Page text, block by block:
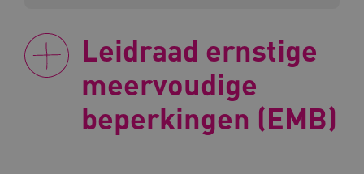
Leidraad ernstige
meervoudige
beperkingen (EMB)